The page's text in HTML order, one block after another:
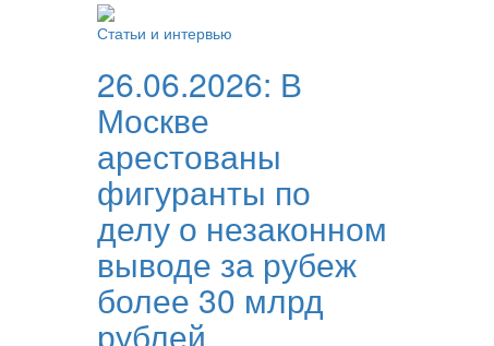
Статьи и интервью
26.06.2026: В
Москве
арестованы
фигуранты по
делу о незаконном
выводе за рубеж
более 30 млрд
рублей